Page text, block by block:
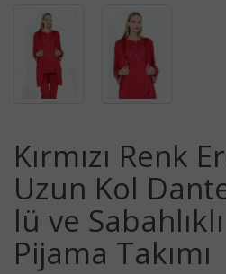
Kırmızı Renk
Uzun Kol
lü ve
Pijama Takımı